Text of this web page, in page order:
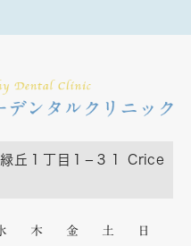
丘１丁目１−３１ Crice
木 金 土 日